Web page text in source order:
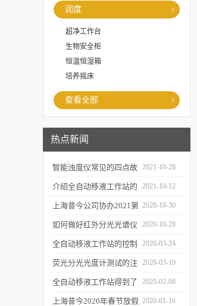
润度
超净工作台
生物安全柜
恒温恒湿箱
培养摇床
查看全部
热点新闻
智能浊度仪常见的四点故
障
2021-10-28
介绍全自动移液工作站的
三种移液方式
2021-10-12
上海昔今公司协办2021第
二届上海沪助科研圈发展
年会
2020-10-30
如何做好红外分光光谱仪
的防潮工作
2020-10-28
全自动移液工作站的控制
软件有哪些特点
2020-03-24
荧光分光光度计测试的注
意事项有哪些
2020-03-19
全自动移液工作站得到了
广泛的应用
2020-02-06
上海昔今2020年春节放假 2020-01-16